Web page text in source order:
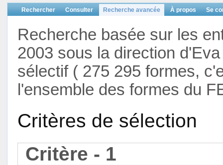
Rechercher Consulter Recherche avancée À propos Se
Recherche basée sur les
2003 sous la direction
sélectif ( 275 295 formes,
l'ensemble des formes du
Critères de sélection
Critère - 1